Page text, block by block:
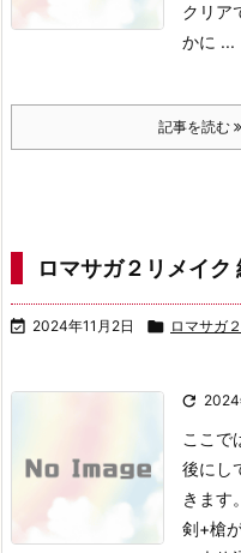
クリア
かに ...
記事を読む
ロマサガ２リメイ
 2024年11月2日  ロマサガ
 2024
ここで
後にし
きます。
剣+槍